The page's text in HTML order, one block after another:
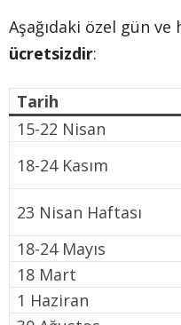
Aşağıdaki özel gün
ücretsizdir:
Tarih
15-22 Nisan
18-24 Kasım
23 Nisan Haftası
18-24 Mayıs
18 Mart
1 Haziran